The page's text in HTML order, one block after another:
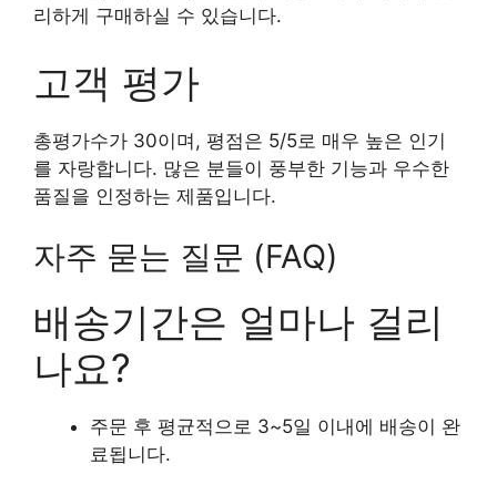
리하게 구매하실 수 있습니다.
고객 평가
총평가수가 30이며, 평점은 5/5로 매우 높은 인기
를 자랑합니다. 많은 분들이 풍부한 기능과 우수한
품질을 인정하는 제품입니다.
자주 묻는 질문 (FAQ)
배송기간은 얼마나 걸리
나요?
주문 후 평균적으로 3~5일 이내에 배송이 완
료됩니다.